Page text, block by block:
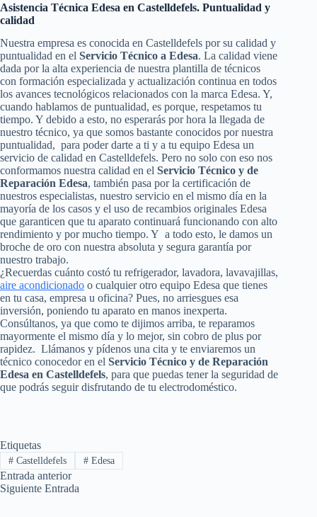
Asistencia Técnica Edesa en Castelldefels. Puntualidad y
calidad
Nuestra empresa es conocida en Castelldefels por su calidad y
puntualidad en el Servicio Técnico a Edesa. La calidad viene
dada por la alta experiencia de nuestra plantilla de técnicos
con formación especializada y actualización continua en todos
los avances tecnológicos relacionados con la marca Edesa. Y,
cuando hablamos de puntualidad, es porque, respetamos tu
tiempo. Y debido a esto, no esperarás por hora la llegada de
nuestro técnico, ya que somos bastante conocidos por nuestra
puntualidad, para poder darte a ti y a tu equipo Edesa un
servicio de calidad en Castelldefels. Pero no solo con eso nos
conformamos nuestra calidad en el Servicio Técnico y de
Reparación Edesa, también pasa por la certificación de
nuestros especialistas, nuestro servicio en el mismo día en la
mayoría de los casos y el uso de recambios originales Edesa
que garanticen que tu aparato continuará funcionando con alto
rendimiento y por mucho tiempo. Y a todo esto, le damos un
broche de oro con nuestra absoluta y segura garantía por
nuestro trabajo.
¿Recuerdas cuánto costó tu refrigerador, lavadora, lavavajillas,
aire acondicionado o cualquier otro equipo Edesa que tienes
en tu casa, empresa u oficina? Pues, no arriesgues esa
inversión, poniendo tu aparato en manos inexperta.
Consúltanos, ya que como te dijimos arriba, te reparamos
mayormente el mismo día y lo mejor, sin cobro de plus por
rapidez. Llámanos y pídenos una cita y te enviaremos un
técnico conocedor en el Servicio Técnico y de Reparación
Edesa en Castelldefels, para que puedas tener la seguridad de
que podrás seguir disfrutando de tu electrodoméstico.
Etiquetas
#Castelldefels #Edesa
Entrada anterior
Siguiente Entrada